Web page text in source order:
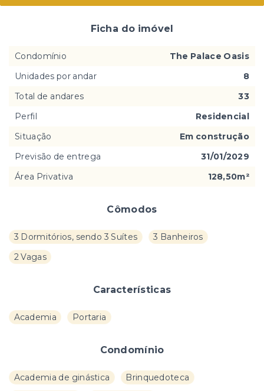
Cômodos
3 Dormitórios, sendo 3 Suítes
3 Banheiros
2 Vagas
Características
Academia Portaria
Condomínio
Academia de ginástica Brinquedoteca
Ficha do imóvel
Condomínio
The Palace Oasis
Unidades por andar
8
Total de andares
33
Perfil
Residencial
Situação
Em construção
Previsão de entrega
31/01/2029
Área Privativa
128,50m²